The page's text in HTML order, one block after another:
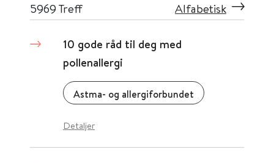
5969 Treff Alfabetisk
10 gode råd til deg med
pollenallergi
Astma- og allergiforbundet
Detaljer